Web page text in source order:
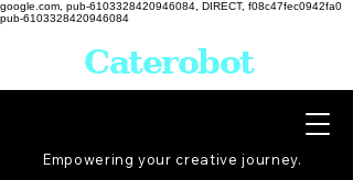
google.com, pub-6103328420946084, DIRECT, f08c47fec0942fa0
pub-6103328420946084
Empowering your creative journey.
Caterobot